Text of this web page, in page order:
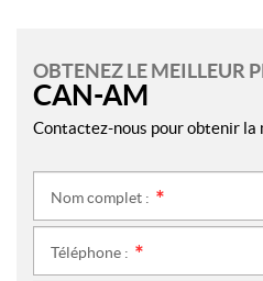
OBTENEZ LE MEILLEUR
CAN-AM
Contactez-nous pour obtenir
Nom complet :
Téléphone :